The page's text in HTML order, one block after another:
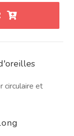
circulaire et